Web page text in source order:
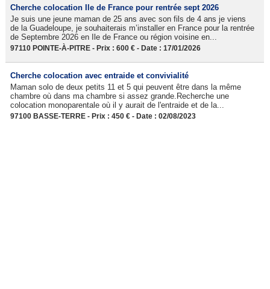
Cherche colocation Ile de France pour rentrée sept 2026
Je suis une jeune maman de 25 ans avec son fils de 4 ans je viens
de la Guadeloupe, je souhaiterais m’installer en France pour la rentrée
de Septembre 2026 en Ile de France ou région voisine en...
97110 POINTE-À-PITRE - Prix : 600 € - Date : 17/01/2026
Cherche colocation avec entraide et convivialité
Maman solo de deux petits 11 et 5 qui peuvent être dans la même
chambre où dans ma chambre si assez grande.Recherche une
colocation monoparentale où il y aurait de l'entraide et de la...
97100 BASSE-TERRE - Prix : 450 € - Date : 02/08/2023